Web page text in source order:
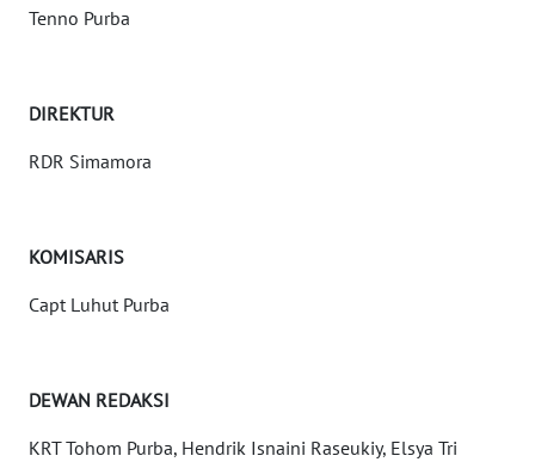
Tenno Purba
DIREKTUR
RDR Simamora
KOMISARIS
Capt Luhut Purba
DEWAN REDAKSI
KRT Tohom Purba, Hendrik Isnaini Raseukiy, Elsya Tri
KAMI
MEDIA
KARIR
Wahana
Regional